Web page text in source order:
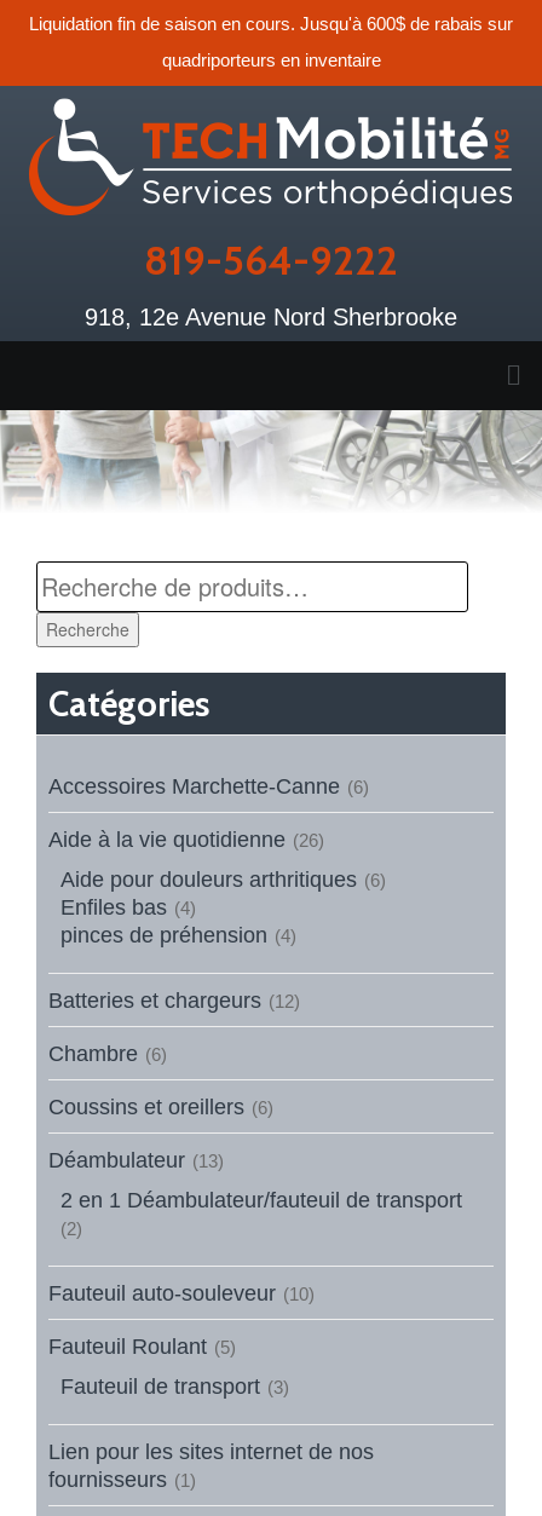
Liquidation fin de saison en cours. Jusqu'à 600$ de rabais sur
quadriporteurs en inventaire
819-564-9222
918, 12e Avenue Nord Sherbrooke
Recherche
Catégories
Accessoires Marchette-Canne (6)
Aide à la vie quotidienne (26)
Aide pour douleurs arthritiques (6)
Enfiles bas (4)
pinces de préhension (4)
Batteries et chargeurs (12)
Chambre (6)
Coussins et oreillers (6)
Déambulateur (13)
2 en 1 Déambulateur/fauteuil de transport
(2)
Fauteuil auto-souleveur (10)
Fauteuil Roulant (5)
Fauteuil de transport (3)
Lien pour les sites internet de nos
fournisseurs (1)